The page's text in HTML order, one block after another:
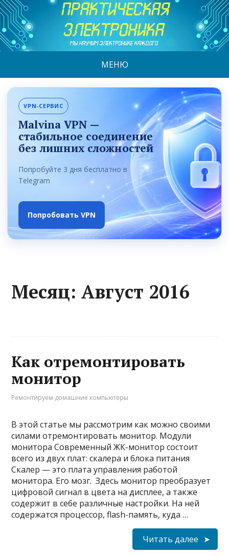
МЕНЮ
VPN-СЕРВИС
Malvina VPN —
стабильное соединение
без лишних сложностей
Попробуйте 3 дня бесплатно в
Telegram
Попробовать VPN
Месяц:Август 2016
Как отремонтировать
монитор
Ремонтируем домашние компьютеры
В этой статье мы рассмотрим как можно своими
силами отремонтировать монитор. Модули
монитора Современный ЖК-монитор состоит
всего из двух плат: скалера и блока питания
Скалер — это плата управления работой
монитора. Его мозг. Здесь монитор преобразует
цифровой сигнал в цвета на дисплее, а также
содержит в себе различные настройки. На ней
содержатся процессор, flash-память, куда …
Читать далее